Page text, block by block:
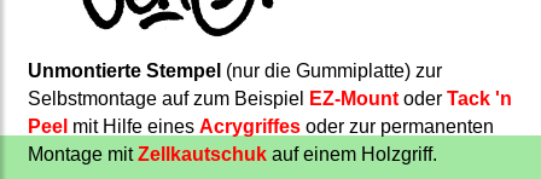
Unmontierte Stempel (nur die Gummiplatte) zur
Selbstmontage auf zum Beispiel
EZ-Mount oder Tack 'n
Peel mit Hilfe eines Acrygriffes oder zur permanenten
Montage mitZellkautschuk auf einem Holzgriff.